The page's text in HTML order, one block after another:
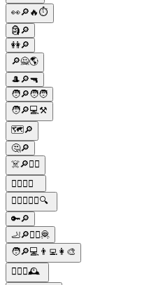
👀🔎🔥⏱
🗿🔎
👭🔎
🔎🙅🌎
🎩🔎🔫
🧑🔎🧑🧑
🧑🔎💻⚒️
🗺️🔎
🤔🔎
☠️🔎👨‍⚕️
🕵️‍♂️🔎🚪
🕵️‍♂️🔎🕵️‍♀️🔍
🔑🔎
🦶🔎🕵️‍♂️🦧
🧑🔎💻👨‍💻👩‍🎨
🕵️‍♂️🔎🕰️